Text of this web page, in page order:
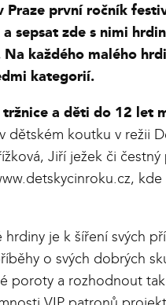
první ročník
sepsat zde s nimi
každého malého
kategorií.
a děti do 12 let
koutku v režii
Jiří ježek či
, kde
je k šíření svých
o svých dobrých
poroty a rozhodnout